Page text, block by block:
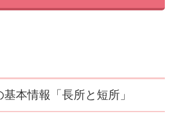
本情報「長所と短所」